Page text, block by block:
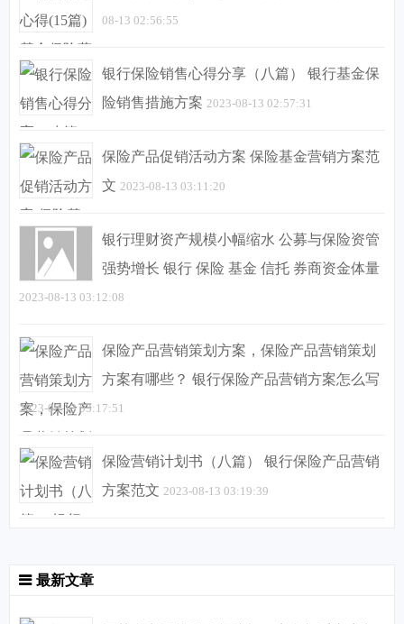
08-13 02:56:55
银行保险销售心得分享（八篇） 银行基金保
险销售措施方案 2023-08-13 02:57:31
保险产品促销活动方案 保险基金营销方案范
文 2023-08-13 03:11:20
银行理财资产规模小幅缩水 公募与保险资管
强势增长 银行 保险 基金 信托 券商资金体量
2023-08-13 03:12:08
保险产品营销策划方案，保险产品营销策划
方案有哪些？ 银行保险产品营销方案怎么写
2023-08-13 03:17:51
保险营销计划书（八篇） 银行保险产品营销
方案范文 2023-08-13 03:19:39
最新文章